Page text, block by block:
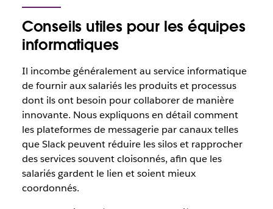
Conseils utiles pour les équipes
informatiques
Il incombe généralement au service informatique
de fournir aux salariés les produits et processus
dont ils ont besoin pour collaborer de manière
innovante. Nous expliquons en détail comment
les plateformes de messagerie par canaux telles
que Slack peuvent réduire les silos et rapprocher
des services souvent cloisonnés, afin que les
salariés gardent le lien et soient mieux
coordonnés.